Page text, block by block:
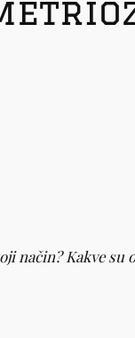
način? Kakve su